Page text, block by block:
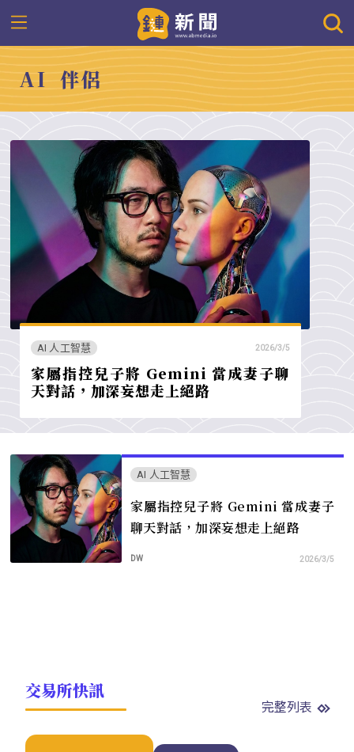
AI 伴侶
AI 人工智慧 2026/3/5
家屬指控兒子將 Gemini 當成妻子聊
天對話，加深妄想走上絕路
AI 人工智慧
家屬指控兒子將 Gemini 當成妻子
聊天對話，加深妄想走上絕路
DW 2026/3/5
交易所快訊
完整列表